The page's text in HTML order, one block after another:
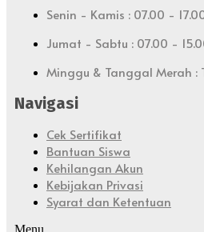
Senin - Kamis : 07.00 -
Jumat - Sabtu : 07.00 -
Minggu & Tanggal Merah :
Navigasi
Cek Sertifikat
Bantuan Siswa
Kehilangan Akun
Kebijakan Privasi
Syarat dan Ketentuan